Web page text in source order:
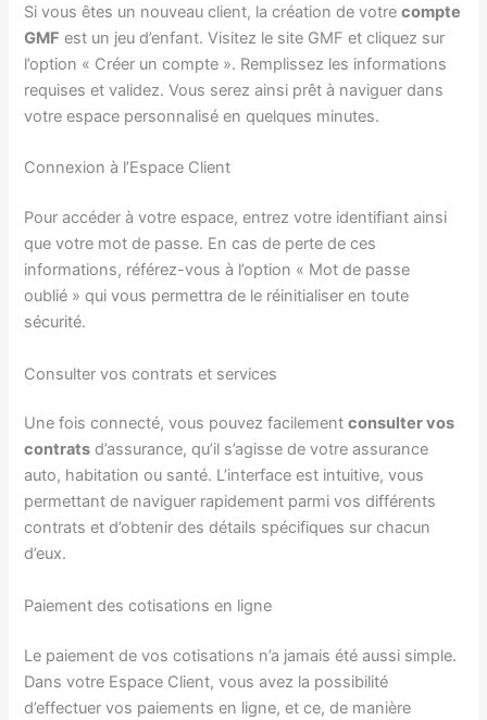
Si vous êtes un nouveau client, la création de votrecompte
GMF est un jeu d’enfant. Visitez le site GMF et cliquez sur
l’option « Créer un compte ». Remplissez les informations
requises et validez. Vous serez ainsi prêt à naviguer dans
votre espace personnalisé en quelques minutes.
Connexion à l’Espace Client
Pour accéder à votre espace, entrez votre identifiant ainsi
que votre mot de passe. En cas de perte de ces
informations, référez-vous à l’option « Mot de passe
oublié » qui vous permettra de le réinitialiser en toute
sécurité.
Consulter vos contrats et services
Une fois connecté, vous pouvez facilementconsulter vos
contrats d’assurance, qu’il s’agisse de votre assurance
auto, habitation ou santé. L’interface est intuitive, vous
permettant de naviguer rapidement parmi vos différents
contrats et d’obtenir des détails spécifiques sur chacun
d’eux.
Paiement des cotisations en ligne
Le paiement de vos cotisations n’a jamais été aussi simple.
Dans votre Espace Client, vous avez la possibilité
d’effectuer vos paiements en ligne, et ce, de manière